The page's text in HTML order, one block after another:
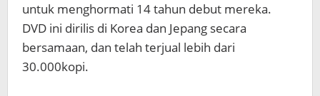
untuk menghormati 14 tahun debut mereka.
DVD ini dirilis di Korea dan Jepang secara
bersamaan, dan telah terjual lebih dari
30.000kopi.